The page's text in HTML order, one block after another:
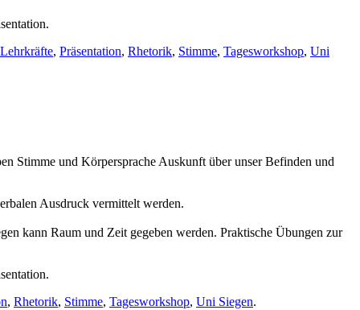
Lehrkräfte, Präsentation, Rhetorik, Stimme, Tagesworkshop, Uni
Stimme und Körpersprache Auskunft über unser Befinden und
Ausdruck vermittelt werden.
kann Raum und Zeit gegeben werden. Praktische Übungen zur
, Rhetorik, Stimme, Tagesworkshop, Uni Siegen.